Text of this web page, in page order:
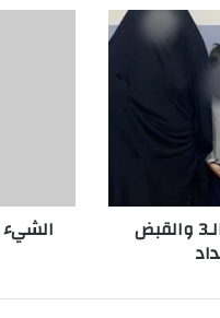
تحرير امرأة مختطفة مع اولادها الـ3 والقبض الشيء